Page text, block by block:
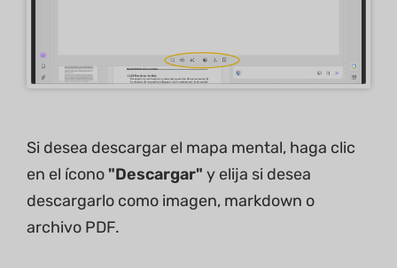
Si desea descargar el mapa mental, haga clic
en el ícono "Descargar" y elija si desea
descargarlo como imagen, markdown o
archivo PDF.